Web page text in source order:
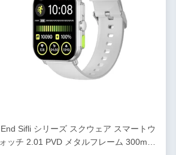
End Sifli シリーズ スクウェア スマートウ
ォッチ 2.01 PVD メタルフレーム 300mAh